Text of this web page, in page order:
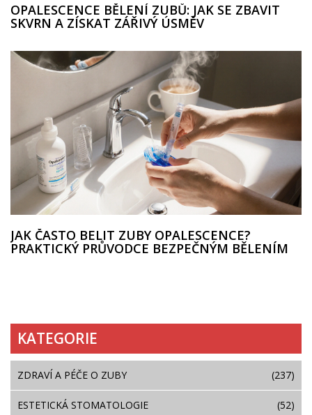
OPALESCENCE BĚLENÍ ZUBŮ: JAK SE ZBAVIT
SKVRN A ZÍSKAT ZÁŘIVÝ ÚSMĚV
JAK ČASTO BELIT ZUBY OPALESCENCE?
PRAKTICKÝ PRŮVODCE BEZPEČNÝM BĚLENÍM
KATEGORIE
ZDRAVÍ A PÉČE O ZUBY (237)
ESTETICKÁ STOMATOLOGIE (52)